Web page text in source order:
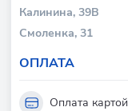
Калинина, 39В
Смоленка, 31
ОПЛАТА
Оплата картой